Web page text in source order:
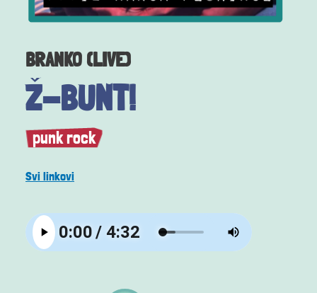
BRANKO (LIVE)
Ž-BUNT!
punk rock
Svi linkovi